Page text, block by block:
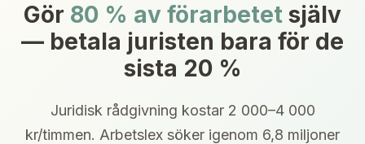
Gör 80 % av förarbetet själv
— betala juristen bara för de
sista 20 %
Juridisk rådgivning kostar 2 000–4 000
kr/timmen. Arbetslex söker igenom 6,8 miljoner